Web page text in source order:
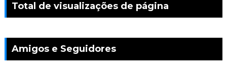
Total de visualizações de página
Amigos e Seguidores